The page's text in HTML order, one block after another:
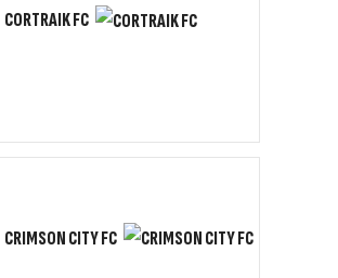
CORTRAIK FC
CRIMSON CITY FC